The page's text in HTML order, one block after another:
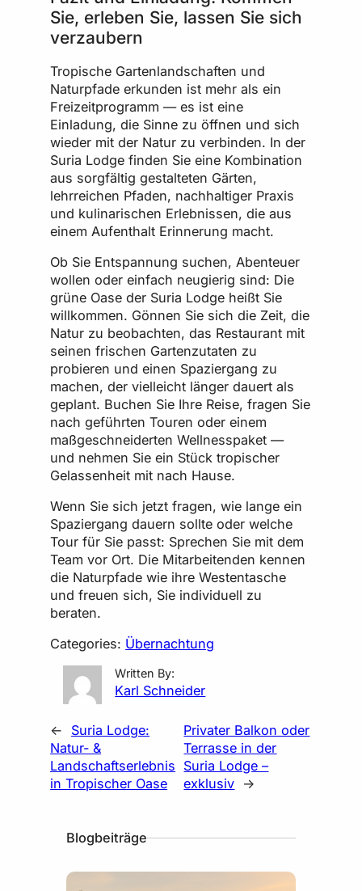
Sie, erleben Sie, lassen Sie sich
verzaubern
Tropische Gartenlandschaften und
Naturpfade erkunden ist mehr als ein
Freizeitprogramm — es ist eine
Einladung, die Sinne zu öffnen und sich
wieder mit der Natur zu verbinden. In der
Suria Lodge finden Sie eine Kombination
aus sorgfältig gestalteten Gärten,
lehrreichen Pfaden, nachhaltiger Praxis
und kulinarischen Erlebnissen, die aus
einem Aufenthalt Erinnerung macht.
Ob Sie Entspannung suchen, Abenteuer
wollen oder einfach neugierig sind: Die
grüne Oase der Suria Lodge heißt Sie
willkommen. Gönnen Sie sich die Zeit, die
Natur zu beobachten, das Restaurant mit
seinen frischen Gartenzutaten zu
probieren und einen Spaziergang zu
machen, der vielleicht länger dauert als
geplant. Buchen Sie Ihre Reise, fragen Sie
nach geführten Touren oder einem
maßgeschneiderten Wellnesspaket —
und nehmen Sie ein Stück tropischer
Gelassenheit mit nach Hause.
Wenn Sie sich jetzt fragen, wie lange ein
Spaziergang dauern sollte oder welche
Tour für Sie passt: Sprechen Sie mit dem
Team vor Ort. Die Mitarbeitenden kennen
die Naturpfade wie ihre Westentasche
und freuen sich, Sie individuell zu
beraten.
Categories: Übernachtung
Written By:
Karl Schneider
←
Suria Lodge:
Natur- &
Landschaftserlebnis
in Tropischer Oase
Privater Balkon oder
Terrasse in der
Suria Lodge –
exklusiv →
Blogbeiträge